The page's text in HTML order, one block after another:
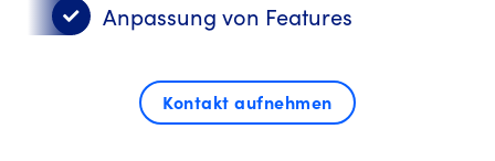
Anpassung von Features
Kontakt aufnehmen